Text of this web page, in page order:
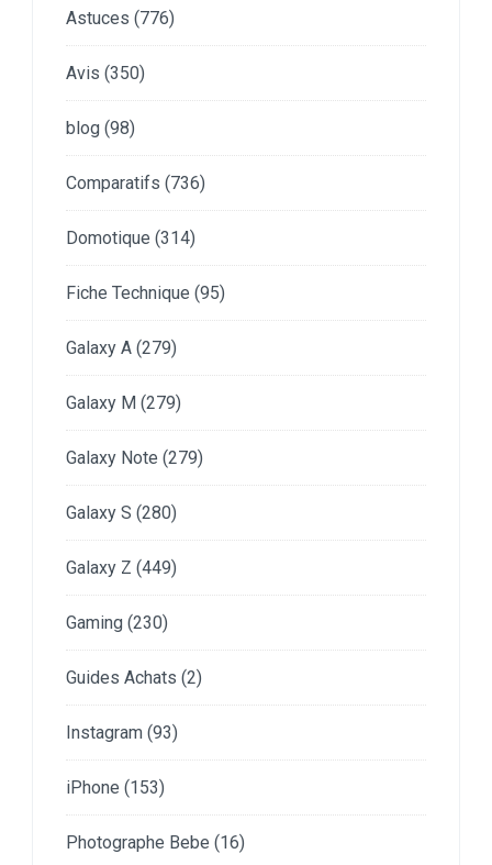
Astuces (776)
Avis (350)
blog (98)
Comparatifs (736)
Domotique (314)
Fiche Technique (95)
Galaxy A (279)
Galaxy M (279)
Galaxy Note (279)
Galaxy S (280)
Galaxy Z (449)
Gaming (230)
Guides Achats (2)
Instagram (93)
iPhone (153)
Photographe Bebe (16)